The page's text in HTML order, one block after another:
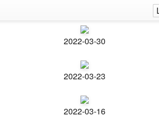
2022-03-30
2022-03-23
2022-03-16